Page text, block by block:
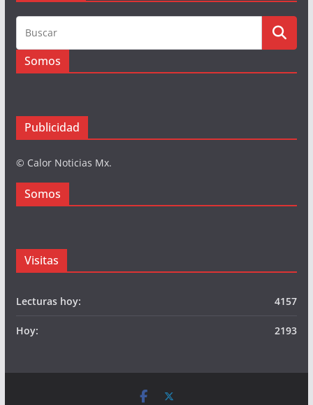
Somos
Publicidad
© Calor Noticias Mx.
Somos
Visitas
4157
Lecturas hoy:
2193
Hoy: